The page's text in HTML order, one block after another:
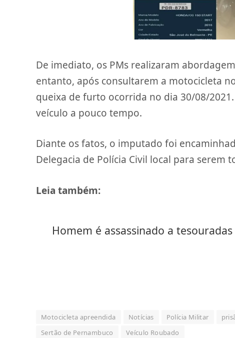
De imediato, os PMs realizaram
entanto, após consultarem a motocicleta
queixa de furto ocorrida no dia 30/08/
veículo a pouco tempo.
Diante os fatos, o imputado foi
Delegacia de Polícia Civil local para serem
Leia também:
Homem é assassinado a
Motocicleta apreendida Notícias Polícia Militar
Sertão de Pernambuco
Veículo Roubado